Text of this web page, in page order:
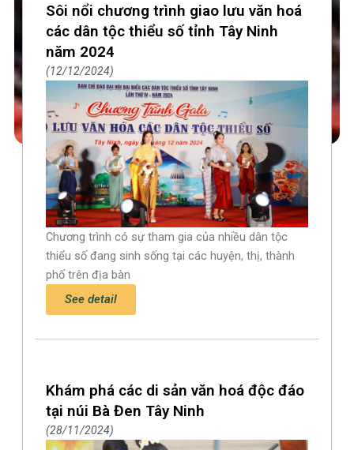
Sôi nổi chương trình giao lưu văn hoá
các dân tộc thiểu số tỉnh Tây Ninh
năm 2024
12/12/2024
Chương trình có sự tham gia của nhiều dân tộc
thiểu số đang sinh sống tại các huyện, thị, thành
phố trên địa bàn
See detail
Khám phá các di sản văn hoá độc đáo
tại núi Bà Đen Tây Ninh
28/11/2024